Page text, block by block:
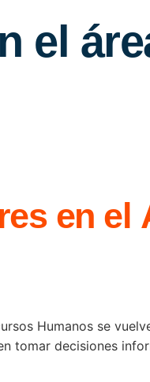
el
en el
Humanos se
tomar decisiones